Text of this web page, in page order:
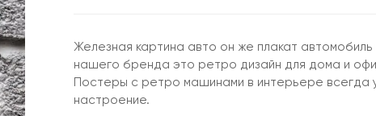
Железная картина авто он же плакат автомобиль
нашего бренда это ретро дизайн для дома и
Постеры с ретро машинами в интерьере всегда
настроение.